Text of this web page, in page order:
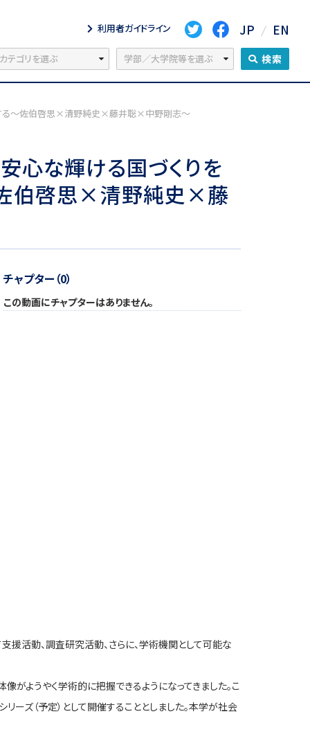
利用者ガイドライン JP EN
検索
する～佐伯啓思×清野純史×藤井聡×中野剛志～
心な輝ける国づくりを
伯啓思×清野純史×藤
チャプター（0）
この動画にチャプターはありません。
活動、調査研究活動、さらに、学術機関として可能な
がようやく学術的に把握できるようになってきました。こ
ズ（予定）として開催することとしました。本学が社会